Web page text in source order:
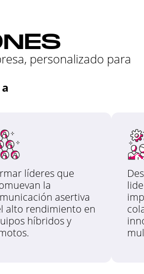
personalizado para
líderes que
la
asertiva
alto rendimiento en
híbridos y